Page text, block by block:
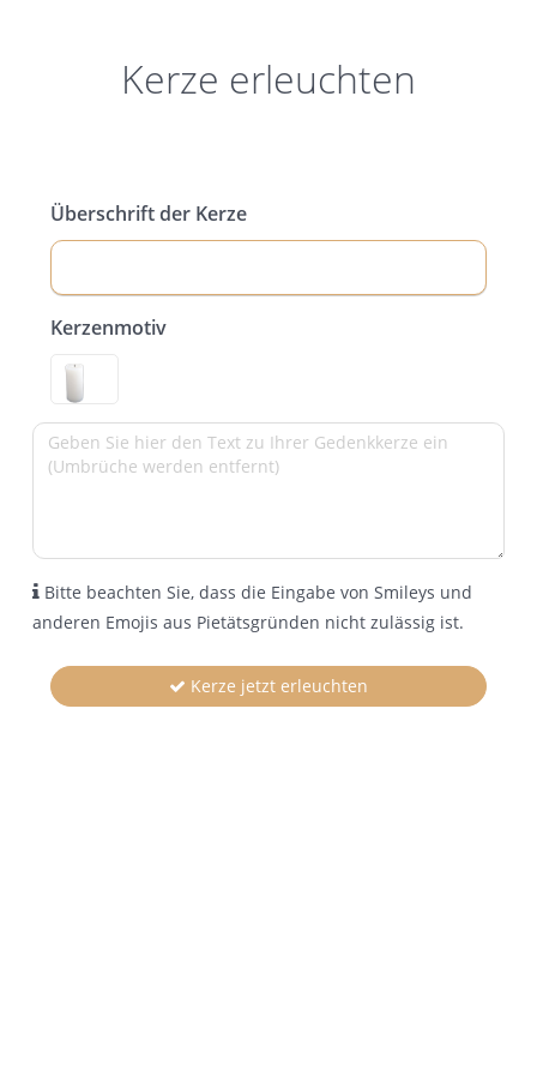
Kerze erleuchten
Überschrift der Kerze
Kerzenmotiv
Bitte beachten Sie, dass die Eingabe von Smileys und
anderen Emojis aus Pietätsgründen nicht zulässig ist.
Kerze jetzt erleuchten